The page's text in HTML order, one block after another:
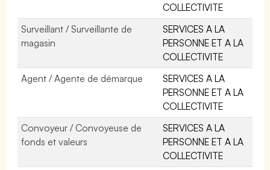
COLLECTIVITE
Surveillant / Surveillante de
magasin
SERVICES A LA
PERSONNE ET A LA
COLLECTIVITE
Agent / Agente de démarque
SERVICES A LA
PERSONNE ET A LA
COLLECTIVITE
Convoyeur / Convoyeuse de
fonds et valeurs
SERVICES A LA
PERSONNE ET A LA
COLLECTIVITE